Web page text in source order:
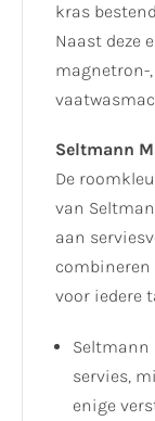
kras
Naast deze
magnetron-,
Seltmann
De
van
aan
voor iedere
Seltmann
servies,
enige